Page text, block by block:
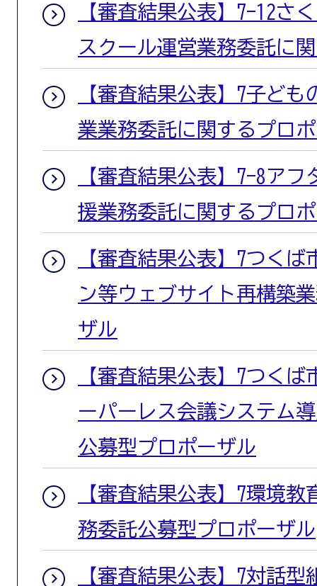
【審査結果公表】7-12さ
スクール運営業務委託に
【審査結果公表】7子ど
業業務委託に関するプロ
【審査結果公表】7-8ア
援業務委託に関するプロ
【審査結果公表】7つく
ン等ウェブサイト再構築
ザル
【審査結果公表】7つく
ーパーレス会議システム
公募型プロポーザル
【審査結果公表】7環境
務委託公募型プロポーザル
【審査結果公表】7対話